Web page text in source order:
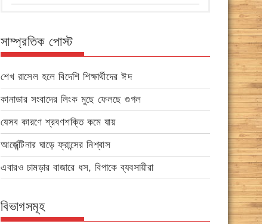
সাম্প্রতিক পোস্ট
শেখ রাসেল হলে বিদেশি শিক্ষার্থীদের ঈদ
কানাডার সংবাদের লিংক মুছে ফেলছে গুগল
যেসব কারণে শ্রবণশক্তি কমে যায়
আর্জেন্টিনার ঘাড়ে ফ্রান্সের নিশ্বাস
এবারও চামড়ার বাজারে ধস, বিপাকে ব্যবসায়ীরা
বিভাগসমূহ